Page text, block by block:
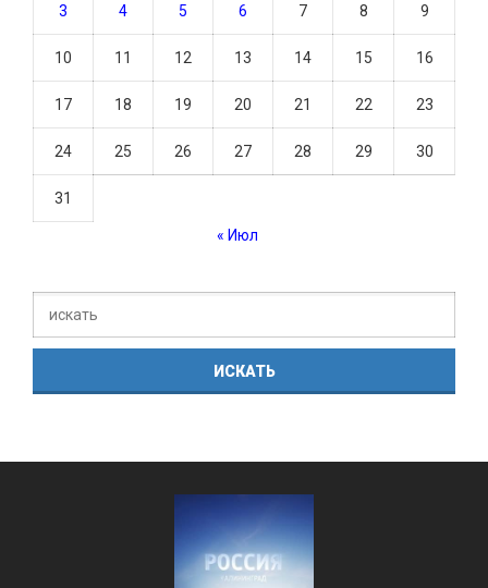
3 4 5 6 7 8 9
10 11 12 13 14 15 16
17 18 19 20 21 22 23
24 25 26 27 28 29 30
31
« Июл